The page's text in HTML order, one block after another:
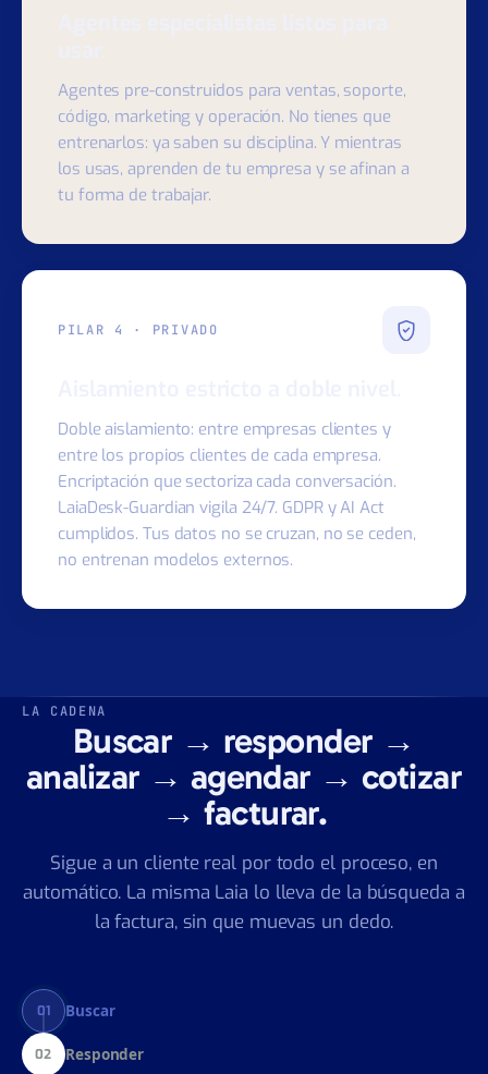
Agentes especialistas listos para
usar.
Agentes pre-construidos para ventas, soporte,
código, marketing y operación. No tienes que
entrenarlos: ya saben su disciplina. Y mientras
Aislamiento estricto a doble nivel.
Doble aislamiento: entre empresas clientes y
entre los propios clientes de cada empresa.
Encriptación que sectoriza cada conversación.
LaiaDesk-Guardian vigila 24/7. GDPR y AI Act
LA CADENA
Buscar → responder →
→ facturar.
Sigue a un cliente real por todo el proceso, en